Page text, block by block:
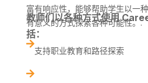
富有响应性，能够帮助学生以一
有意义的方式探索各种可能性。.
教师们以各种方式使用
括：

支持职业教育和路径探索
